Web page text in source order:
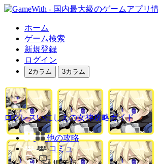
ホーム
ゲーム検索
新規登録
ログイン
2カラム 3カラム
ログレスいにしえの女神攻略ガイド
他の攻略
コミュ